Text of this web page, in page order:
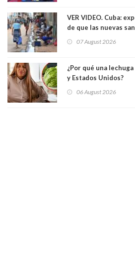
VER VIDEO. Cuba:
de que las nuevas
07 August 2026
¿Por qué una
y Estados Unidos?
06 August 2026